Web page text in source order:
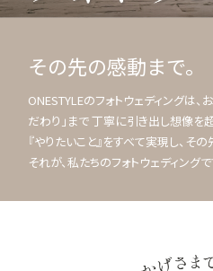
その先の感動まで。
ONESTYLEのフォトウェディングは
だわり」まで 丁寧に引き出し想像を
『やりたいこと』をすべて実現し、そ
それが、私たちのフォトウェディングで